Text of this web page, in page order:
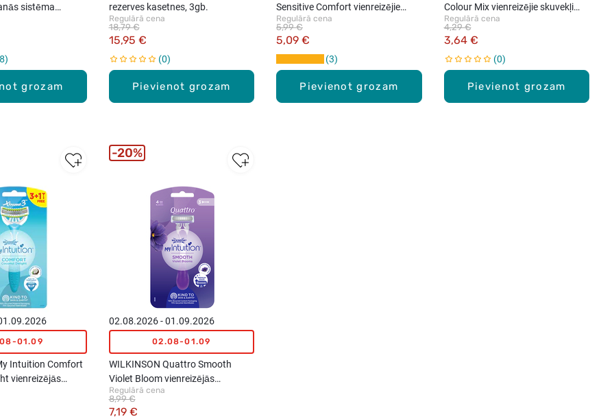
grozam
sistēma
Pievienot grozam
rezerves kasetnes, 3gb.
Regulārā cena
15,95 €
18,79 €
0
Pievienot grozam
Sensitive Comfort vienreizējie
sieviešu skuvekļi, 3+1gab.
Regulārā cena
5,09 €
5,99 €
3
Pievienot grozam
Colour Mix vienreizējie skuvekļi
sieviešu, 4 + 2gb.
Regulārā cena
3,64 €
4,29 €
0
01.09
Intuition Comfort
vienreizējās
sievietēm,
02.08.2026 - 01.09.2026
02.08-01.09
WILKINSON Quattro Smooth
Violet Bloom vienreizējās
lietošanas skuveklis sievietēm,
3gab.
Regulārā cena
7,19 €
8,99 €
20%